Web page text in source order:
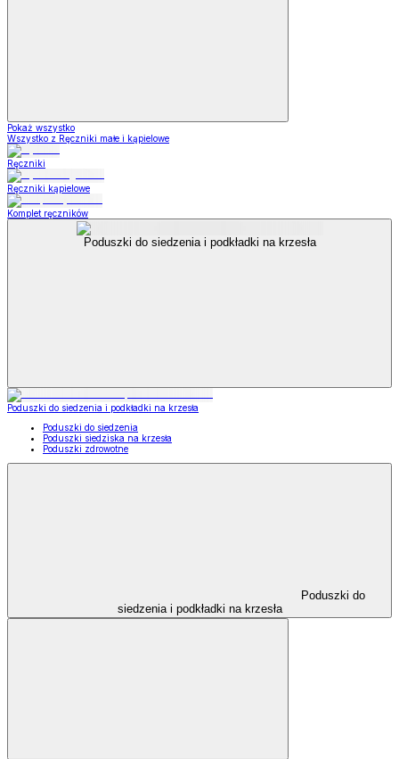
Pokaż wszystko
Wszystko z Ręczniki małe i kąpielowe
Ręczniki
Ręczniki kąpielowe
Komplet ręczników
Poduszki do siedzenia i podkładki na krzesła
Poduszki do siedzenia i podkładki na krzesła
Poduszki do siedzenia
Poduszki siedziska na krzesła
Poduszki zdrowotne
Poduszki do
siedzenia i podkładki na krzesła